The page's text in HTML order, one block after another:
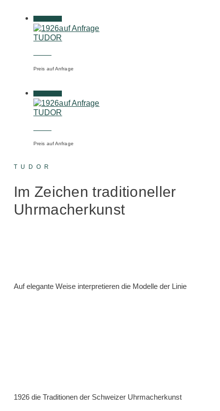
auf Anfrage
TUDOR
Preis auf Anfrage
auf Anfrage
TUDOR
Preis auf Anfrage
TUDOR
Im Zeichen traditioneller
Uhrmacherkunst
Auf elegante Weise interpretieren die Modelle der Linie
1926 die Traditionen der Schweizer Uhrmacherkunst